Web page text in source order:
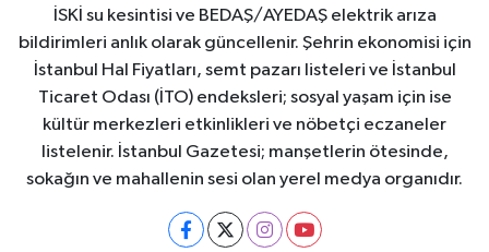
İSKİ su kesintisi ve BEDAŞ/AYEDAŞ elektrik arıza
bildirimleri anlık olarak güncellenir. Şehrin ekonomisi için
İstanbul Hal Fiyatları, semt pazarı listeleri ve İstanbul
Ticaret Odası (İTO) endeksleri; sosyal yaşam için ise
kültür merkezleri etkinlikleri ve nöbetçi eczaneler
listelenir. İstanbul Gazetesi; manşetlerin ötesinde,
sokağın ve mahallenin sesi olan yerel medya organıdır.